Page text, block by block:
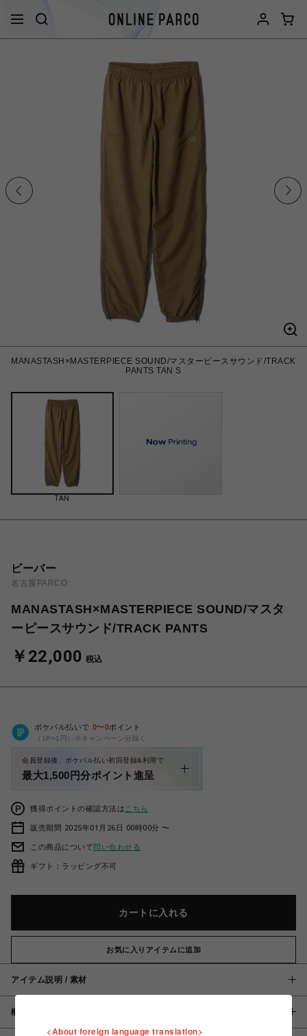
MANASTASH×MASTERPIECE SOUND/マスターピースサウンド/TRACK
PANTS TAN S
TAN
ビーバー
名古屋PARCO
MANASTASH×MASTERPIECE SOUND/マスタ
ーピースサウンド/TRACK PANTS
￥22,000 税込
ポケパル払いで 0〜0ポイント
（1P=1円）※キャンペーン分除く
会員登録後、ポケパル払い初回登録&利用で
最大1,500円分ポイント進呈
獲得ポイントの確認方法は こちら
販売期間 2025年01月26日 00時00分 〜
この商品について問い合わせる
ギフト：ラッピング不可
カートに入れる
お気に入りアイテムに追加
アイテム説明 / 素材
概要
<About foreign language translation>